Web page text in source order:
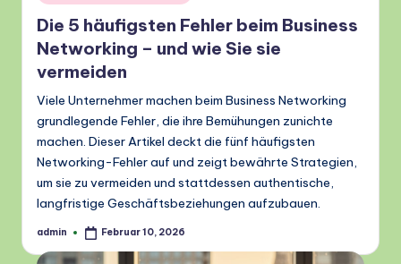
in
Die 5 häufigsten Fehler beim Business
Networking – und wie Sie sie
vermeiden
Viele Unternehmer machen beim Business Networking
grundlegende Fehler, die ihre Bemühungen zunichte
machen. Dieser Artikel deckt die fünf häufigsten
Networking-Fehler auf und zeigt bewährte Strategien,
um sie zu vermeiden und stattdessen authentische,
langfristige Geschäftsbeziehungen aufzubauen.
Posted
admin Februar 10, 2026